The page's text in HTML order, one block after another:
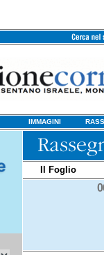
IMMAGINI
Il Foglio